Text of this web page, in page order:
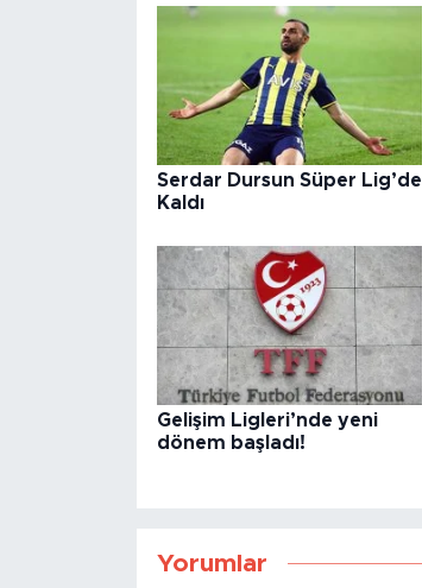
Serdar Dursun Süper Lig’de
Kaldı
Gelişim Ligleri’nde yeni
dönem başladı!
Yorumlar